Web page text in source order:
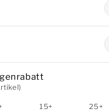
15+ 25+